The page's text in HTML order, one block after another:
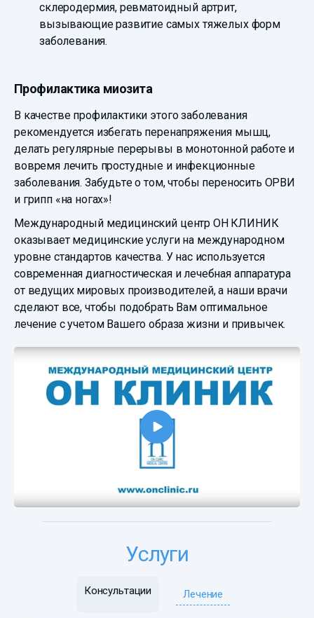
склеродермия, ревматоидный артрит,
вызывающие развитие самых тяжелых форм
заболевания.
Профилактика миозита
В качестве профилактики этого заболевания
рекомендуется избегать перенапряжения мышц,
делать регулярные перерывы в монотонной работе и
вовремя лечить простудные и инфекционные
заболевания. Забудьте о том, чтобы переносить ОРВИ
и грипп «на ногах»!
Международный медицинский центр ОН КЛИНИК
оказывает медицинские услуги на международном
уровне стандартов качества. У нас используется
современная диагностическая и лечебная аппаратура
от ведущих мировых производителей, а наши врачи
сделают все, чтобы подобрать Вам оптимальное
лечение с учетом Вашего образа жизни и привычек.
Услуги
Консультации Лечение